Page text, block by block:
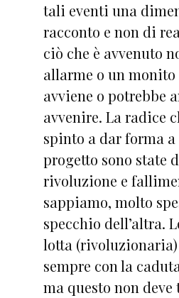
tali eventi una
racconto e non di
ciò che è avvenuto
allarme o un
avviene o potrebbe
avvenire. La radice
spinto a dar forma a
progetto sono state
rivoluzione e
sappiamo, molto
specchio dell’altra.
lotta
sempre con la
ma questo non